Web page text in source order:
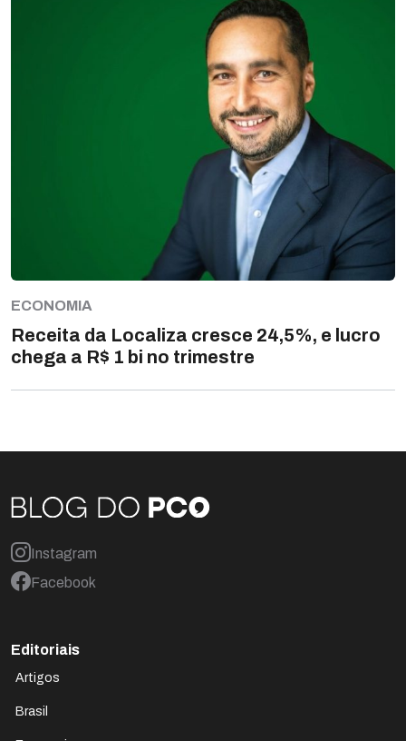
ECONOMIA
Receita da Localiza cresce 24,5%, e lucro
chega a R$ 1 bi no trimestre
Instagram
Facebook
Editoriais
Artigos
Brasil